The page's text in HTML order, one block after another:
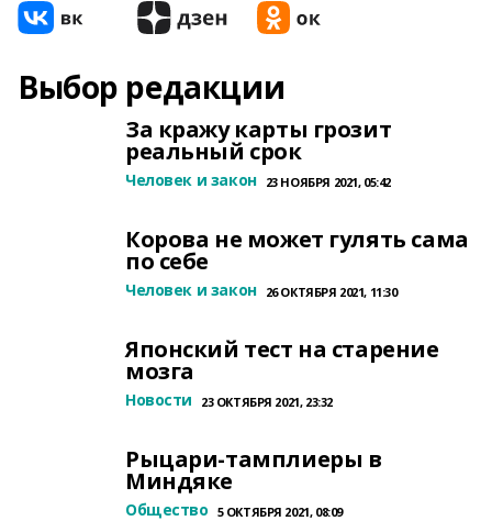
Выбор редакции
За кражу карты грозит
реальный срок
Человек и закон 23 НОЯБРЯ 2021, 05:42
Корова не может гулять сама
по себе
Человек и закон 26 ОКТЯБРЯ 2021, 11:30
Японский тест на старение
мозга
Новости 23 ОКТЯБРЯ 2021, 23:32
Рыцари-тамплиеры в
Миндяке
Общество 5 ОКТЯБРЯ 2021, 08:09